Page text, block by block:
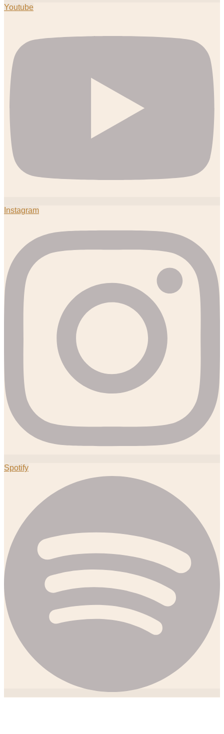
Youtube
Instagram
Spotify